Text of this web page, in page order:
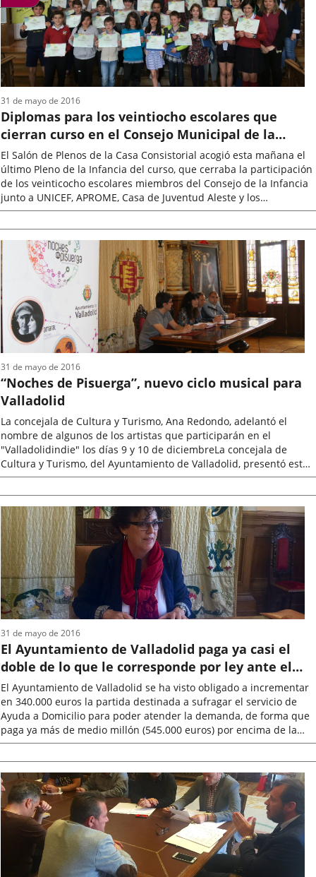
Diplomas para los veintiocho escolares que
cierran curso en el Consejo Municipal de la
Infancia
El Salón de Plenos de la Casa Consistorial acogió esta mañana el
último Pleno de la Infancia del curso, que cerraba la participación
de los veinticocho escolares miembros del Consejo de la Infancia
junto a UNICEF, APROME, Casa de Juventud Aleste y los
representantes...
de
la
noticia
31 de mayo de 2016
“Noches de Pisuerga”, nuevo ciclo musical para
Valladolid
La concejala de Cultura y Turismo, Ana Redondo, adelantó el
nombre de algunos de los artistas que participarán en el
"Valladolidindie" los días 9 y 10 de diciembreLa concejala de
Cultura y Turismo, del Ayuntamiento de Valladolid, presentó esta
mañana, el ciclo...
de
la
noticia
31 de mayo de 2016
El Ayuntamiento de Valladolid paga ya casi el
doble de lo que le corresponde por ley ante el
incremento de demanda del servicio de ayuda a
domicilio
El Ayuntamiento de Valladolid se ha visto obligado a incrementar
en 340.000 euros la partida destinada a sufragar el servicio de
Ayuda a Domicilio para poder atender la demanda, de forma que
paga ya más de medio millón (545.000 euros) por encima de la
cantidad...
de
la
noticia
31 de mayo de 2016